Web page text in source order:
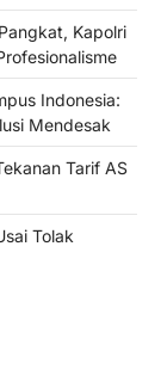
Kapolri
Indonesia:
Mendesak
Tarif AS
Tolak